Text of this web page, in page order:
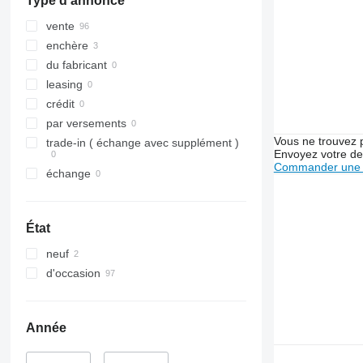
9240
Axial-Flow
CF
STX
2064
2066
2254
2256
2264
3040
4040
5820
6620
7300
7350
7500
7700
vente
enchère
du fabricant
leasing
crédit
par versements
trade-in ( échange avec supplément )
échange
État
neuf
d'occasion
Année
Vous ne trouvez
Envoyez votre
Commander